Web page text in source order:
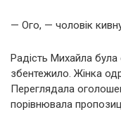
— Ого, — чоловік
Радість Михайла
збентежило. Жінка
Переглядала
порівнювала